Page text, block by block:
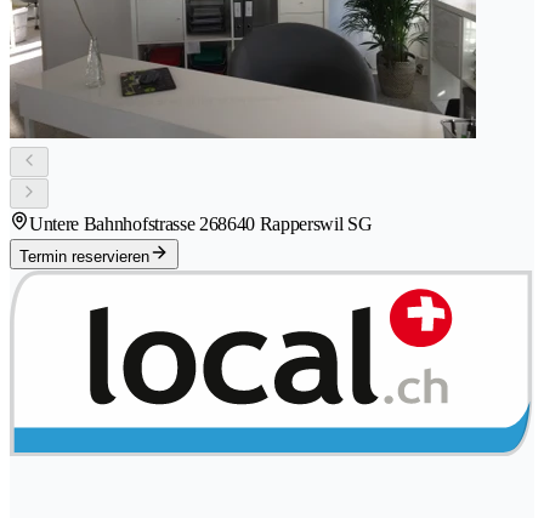
Untere Bahnhofstrasse 268640 Rapperswil SG
Termin reservieren